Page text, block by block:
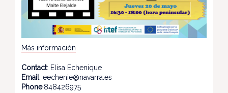
Más información
Contact: Elisa Echenique
Email: eechenie@navarra.es
Phone:848426975